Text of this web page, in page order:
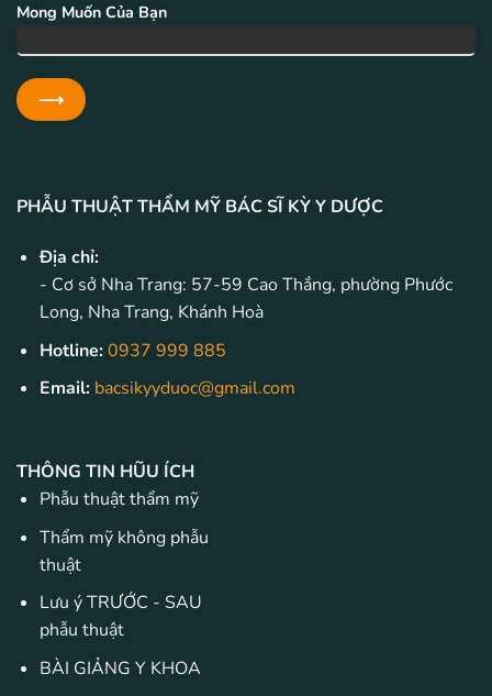
Mong Muốn Của Bạn
PHẪU THUẬT THẨM MỸ BÁC SĨ KỲ Y DƯỢC
Địa chỉ:
- Cơ sở Nha Trang: 57-59 Cao Thắng, phường Phước
Long, Nha Trang, Khánh Hoà
Hotline:0937 999 885
Email: bacsikyyduoc@gmail.com
THÔNG TIN HŨU ÍCH
Phẫu thuật thẩm mỹ
Thẩm mỹ không phẫu
thuật
Lưu ý TRƯỚC - SAU
phẫu thuật
BÀI GIẢNG Y KHOA